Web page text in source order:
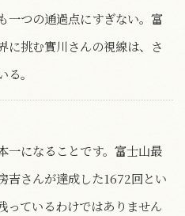
一つの通過点にすぎない。富
に挑む實川さんの視線は、さ
。
一になることです。富士山最
吉さんが達成した1672回とい
っているわけではありません